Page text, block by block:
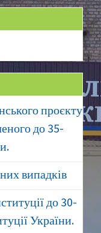
проєкту
до 35-
випадків
до 30-
України.